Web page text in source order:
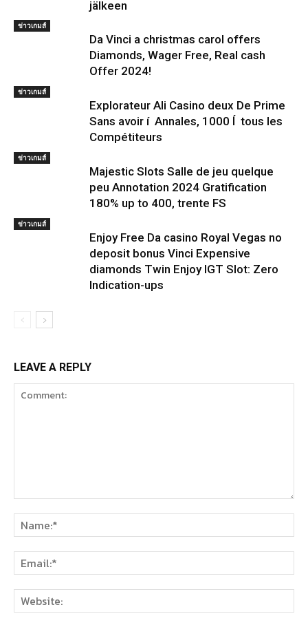
jälkeen
ข่าวเกมส์
Da Vinci a christmas carol offers
Diamonds, Wager Free, Real cash
Offer 2024!
ข่าวเกมส์
Explorateur Ali Casino deux De Prime
Sans avoir í Annales, 1000 Í tous les
Compétiteurs
ข่าวเกมส์
Majestic Slots Salle de jeu quelque
peu Annotation 2024 Gratification
180% up to 400, trente FS
ข่าวเกมส์
Enjoy Free Da casino Royal Vegas no
deposit bonus Vinci Expensive
diamonds Twin Enjoy IGT Slot: Zero
Indication-ups
LEAVE A REPLY